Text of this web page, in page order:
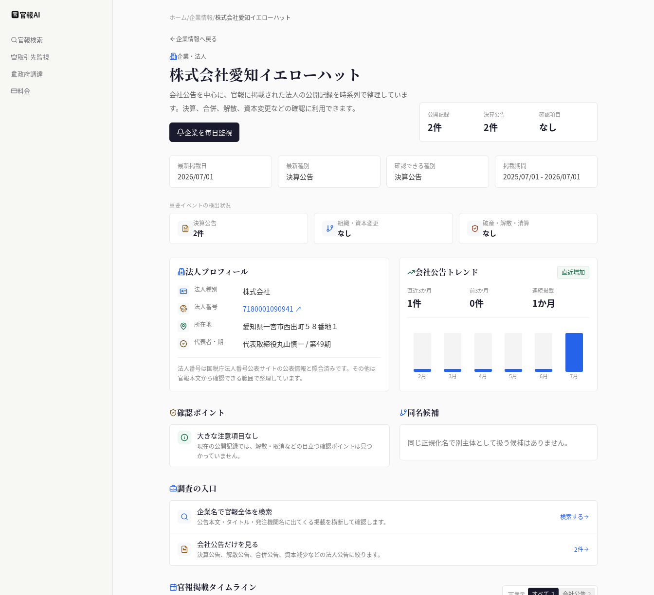
官 官報AI
官報検索
取引先監視
政府調達
料金
ホーム/企業情報/株式会社愛知イエローハット
企業情報へ戻る
企業・法人
株式会社愛知イエローハット
会社公告を中心に、官報に掲載された法人の公開記録を時系列で整理していま
す。決算、合併、解散、資本変更などの確認に利用できます。
企業を毎日監視
公開記録
2件
決算公告
2件
確認項目
なし
最新掲載日
2026/07/01
最新種別
決算公告
確認できる種別
決算公告
掲載期間
2025/07/01 - 2026/07/01
重要イベントの検出状況
決算公告
2件
組織・資本変更
なし
破産・解散・清算
なし
法人プロフィール
法人種別 株式会社
法人番号 7180001090941 ↗
所在地 愛知県一宮市西出町５８番地１
代表者・期 代表取締役丸山慎一 / 第49期
法人番号は国税庁法人番号公表サイトの公表情報と照合済みです。その他は
官報本文から確認できる範囲で整理しています。
会社公告トレンド 直近増加
直近3か月
1件
前3か月
0件
連続掲載
1か月
2月 3月 4月 5月 6月 7月
確認ポイント
大きな注意項目なし
現在の公開記録では、解散・取消などの目立つ確認ポイントは見つ
かっていません。
同名候補
同じ正規化名で別主体として扱う候補はありません。
調査の入口
企業名で官報全体を検索
公告本文・タイトル・発注機関名に出てくる掲載を横断して確認します。
検索する
会社公告だけを見る
決算公告、解散公告、合併公告、資本減少などの法人公告に絞ります。
2件
官報掲載タイムライン